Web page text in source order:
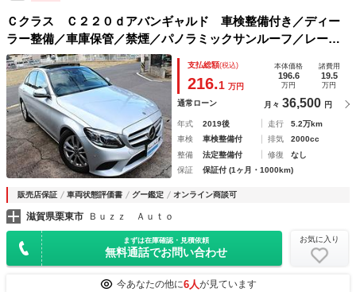
Ｃクラス Ｃ２２０ｄアバンギャルド 車検整備付き／ディー
ラー整備／車庫保管／禁煙／パノラミックサンルーフ／レーダ
ーセーフティーＰ／前席メモリー付パワーシート＆ヒーター／
前車追従クルコン＋ハンドルアシスト機能付き
支払総額(税込)
216.1 万円
本体価格
196.6
万円
諸費用
19.5
万円
通常ローン 月々 36,500 円
年式 2019後 走行
5.2万km
車検
車検整備付 排気
2000cc
整備
法定整備付 修復
なし
保証
保証付 (1ヶ月・1000km)
販売店保証 車両状態評価書 グー鑑定 オンライン商談可
滋賀県栗東市 Ｂｕｚｚ Ａｕｔｏ
まずは在庫確認・見積依頼
無料通話でお問い合わせ
お気に入り
今あなたの他に6人が見ています